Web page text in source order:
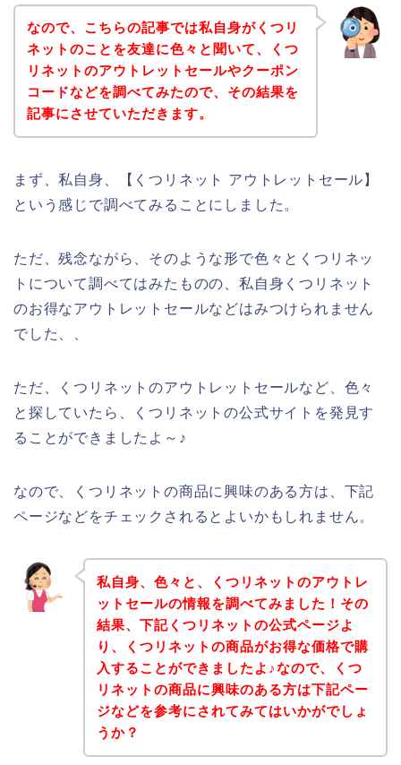
なので、こちらの記事では私自身がくつリ
ネットのことを友達に色々と聞いて、くつ
リネットのアウトレットセールやクーポン
コードなどを調べてみたので、その結果を
記事にさせていただきます。
まず、私自身、【くつリネット アウトレットセール】
という感じで調べてみることにしました。
ただ、残念ながら、そのような形で色々とくつリネッ
トについて調べてはみたものの、私自身くつリネット
のお得なアウトレットセールなどはみつけられません
でした、、
ただ、くつリネットのアウトレットセールなど、色々
と探していたら、くつリネットの公式サイトを発見す
ることができましたよ～♪
なので、くつリネットの商品に興味のある方は、下記
ページなどをチェックされるとよいかもしれません。
私自身、色々と、くつリネットのアウトレ
ットセールの情報を調べてみました！その
結果、下記くつリネットの公式ページよ
り、くつリネットの商品がお得な価格で購
入することができましたよ♪なので、くつ
リネットの商品に興味のある方は下記ペー
ジなどを参考にされてみてはいかがでしょ
うか？